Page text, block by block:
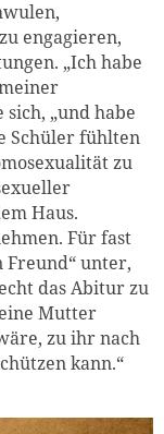
engagieren,
„Ich habe
„und habe
Schüler fühlten
zu
Haus.
Für fast
Freund“ unter,
das Abitur zu
Mutter
zu ihr nach
kann.“